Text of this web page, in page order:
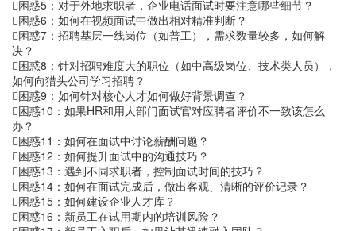
困惑5：对于外地求职者，企业电话面试时要注意哪些细节？
困惑6：如何在视频面试中做出相对精准判断？
困惑7：招聘基层一线岗位（如普工），需求数量较多，如何解
决？
困惑8：针对招聘难度大的职位（如中高级岗位、技术类人员），
如何向猎头公司学习招聘？
困惑9：如何针对核心人才如何做好背景调查？
困惑10：如果HR和用人部门面试官对应聘者评价不一致该怎么
办？
困惑11：如何在面试中讨论薪酬问题？
困惑12：如何提升面试中的沟通技巧？
困惑13：遇到不同求职者，控制面试时间的技巧？
困惑14：如何在面试完成后，做出客观、清晰的评价记录？
困惑15：如何建设企业人才库？
困惑16：新员工在试用期内的培训风险？